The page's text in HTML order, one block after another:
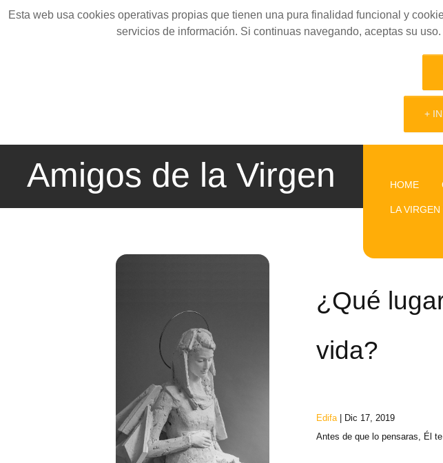
Esta web usa cookies operativas propias que tienen una pura finalidad funcional y
servicios de información. Si continuas navegando, aceptas su
+
Amigos de la Virgen HOME
LA VIRGEN
¿Qué
vida?
Edifa| Dic 17, 2019
Antes de que lo pensaras, Él